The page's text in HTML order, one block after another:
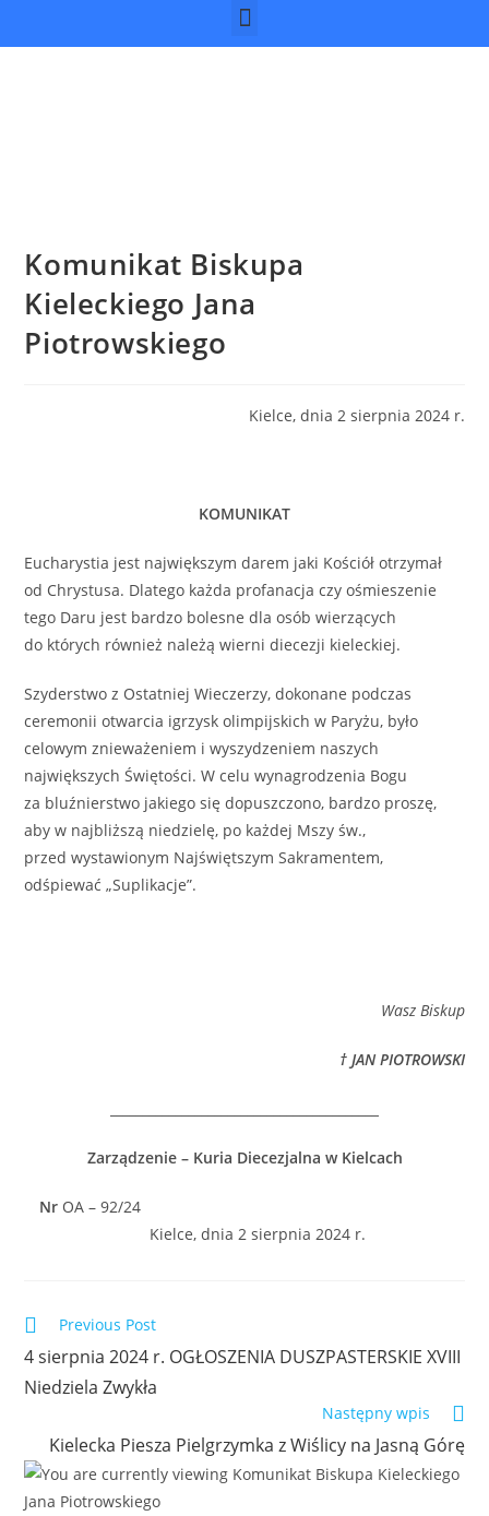
Komunikat Biskupa
Kieleckiego Jana
Piotrowskiego
Kielce, dnia 2 sierpnia 2024 r.
KOMUNIKAT
Eucharystia jest największym darem jaki Kościół otrzymał
od Chrystusa. Dlatego każda profanacja czy ośmieszenie
tego Daru jest bardzo bolesne dla osób wierzących
do których również należą wierni diecezji kieleckiej.
Szyderstwo z Ostatniej Wieczerzy, dokonane podczas
ceremonii otwarcia igrzysk olimpijskich w Paryżu, było
celowym znieważeniem i wyszydzeniem naszych
największych Świętości. W celu wynagrodzenia Bogu
za bluźnierstwo jakiego się dopuszczono, bardzo proszę,
aby w najbliższą niedzielę, po każdej Mszy św.,
przed wystawionym Najświętszym Sakramentem,
odśpiewać „Suplikacje”.
Wasz Biskup
† JAN PIOTROWSKI
Zarządzenie – Kuria Diecezjalna w Kielcach
NrOA – 92/24
Kielce, dnia 2 sierpnia 2024 r.
Previous Post
4 sierpnia 2024 r. OGŁOSZENIA DUSZPASTERSKIE XVIII
Niedziela Zwykła
Następny wpis
Kielecka Piesza Pielgrzymka z Wiślicy na Jasną Górę